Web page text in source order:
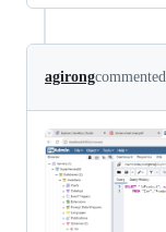
agirongcommented